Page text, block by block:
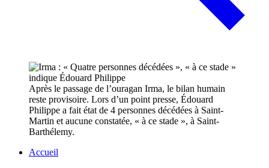
Après le passage de l’ouragan Irma, le bilan humain
reste provisoire. Lors d’un point presse, Édouard
Philippe a fait état de 4 personnes décédées à Saint-
Martin et aucune constatée, « à ce stade », à Saint-
Barthélemy.
Accueil